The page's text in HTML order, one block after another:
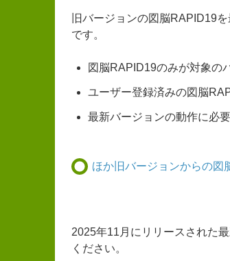
旧バージョンの図脳RAPID19
です。
図脳RAPID19のみが対象の
ユーザー登録済みの図脳
最新バージョンの動作に必
ほか旧バージョンからの図
2025年11月にリリースされた
ください。